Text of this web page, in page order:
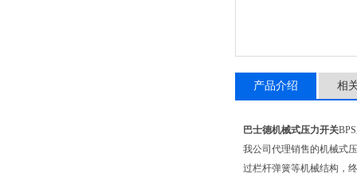
产品介绍 相
巴士德机械式压力开关
我公司代理销售的机械式
过栏杆弹簧等机械结构，